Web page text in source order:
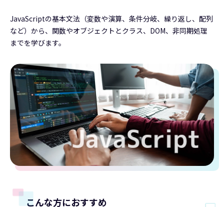
JavaScriptの基本文法（変数や演算、条件分岐、繰り返し、配列
など）から、関数やオブジェクトとクラス、DOM、非同期処理
までを学びます。
こんな方におすすめ